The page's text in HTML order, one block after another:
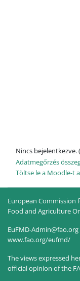
Nincs bejelentkezve. (
Adatmegőrzés
Töltse le a Moodle-t
European Commission
Food and Agriculture
EuFMD-Admin@fao.org
www.fao.org/eufmd/
The views expressed
official opinion of the